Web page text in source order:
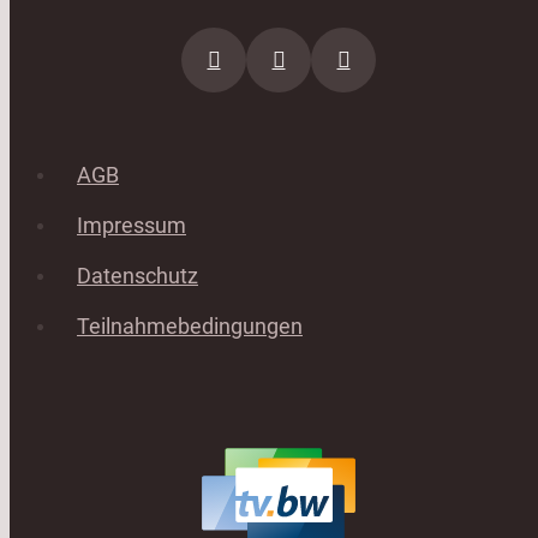
AGB
Impressum
Datenschutz
Teilnahmebedingungen